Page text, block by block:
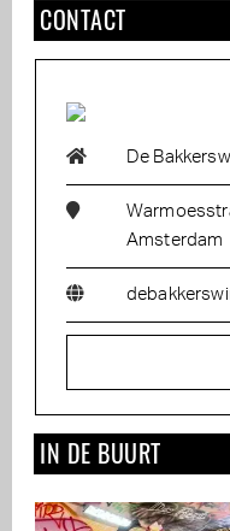
CONTACT
De
Amsterdam
IN DE BUURT